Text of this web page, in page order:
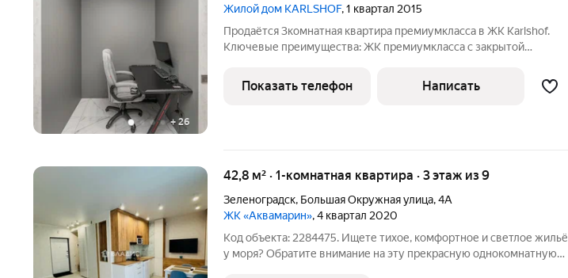
+ 26
Жилой дом KARLSHOF, 1 квартал 2015
Продаётся 3комнатная квартира премиумкласса в ЖК Karlshof.
Ключевые преимущества: ЖК премиумкласса с закрытой
Прямой выход в парк. Премиальная отделка и техника (Bugnatese,
Bosch, Whirlpool,
Показать телефон Написать
42,8 м² · 1-комнатная квартира · 3 этаж из 9
Зеленоградск, Большая Окружная улица,4А
ЖК «Аквамарин», 4 квартал 2020
Код объекта: 2284475. Ищете тихое, комфортное и светлое жильё
у моря? Обратите внимание на эту прекрасную однокомнатную